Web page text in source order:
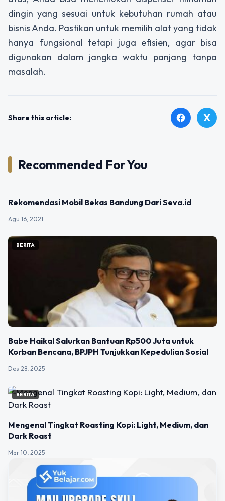
dingin yang sesuai untuk kebutuhan rumah atau
bisnis Anda. Pastikan untuk memilih alat yang tidak
hanya fungsional tetapi juga efisien, agar bisa
digunakan dalam jangka waktu panjang tanpa
masalah.
Share this article: facebook X
Recommended For You
Rekomendasi Mobil Bekas Bandung Dari Seva.id
Agu 16, 2021
BERITA
Babe Haikal Salurkan Bantuan Rp500 Juta untuk
Korban Bencana, BPJPH Tunjukkan Kepedulian Sosial
Des 28, 2025
BERITA
Mengenal Tingkat Roasting Kopi: Light, Medium, dan
Dark Roast
Mar 10, 2025